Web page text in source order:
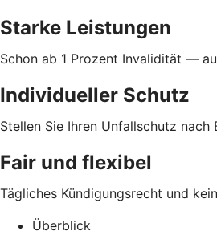
Starke Leistungen
Schon ab 1 Prozent Invalidität —
Individueller Schutz
Stellen Sie Ihren Unfallschutz
Fair und flexibel
Tägliches Kündigungsrecht und
Überblick